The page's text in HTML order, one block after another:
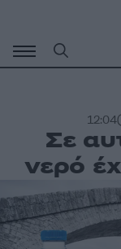
περιεχόμενο
12:04
Σε
νερό